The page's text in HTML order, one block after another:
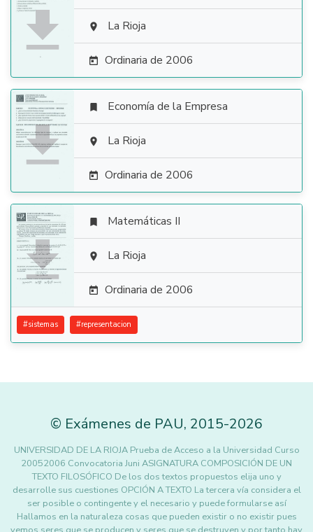
  La Rioja
 Ordinaria de 2006

 Economía de la Empresa
 La Rioja
 Ordinaria de 2006

 Matemáticas II
 La Rioja
 Ordinaria de 2006
#sistemas #representacion
© Exámenes de PAU, 2015-2026
UNIVERSIDAD DE LA RIOJA Prueba de Acceso a la Universidad Curso
20052006 Convocatoria Juni ASIGNATURA COMPOSICIÓN DE UN
TEXTO FILOSÓFICO De los dos textos propuestos elija uno y
desarrolle sus cuestiones OPCIÓN A TEXTO La tercera vía considera el
ser posible o contingente y el necesario y puede formularse así
Hallamos en la naturaleza cosas que pueden existir o no existir pues